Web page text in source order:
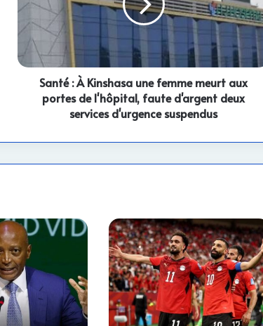
une
femme
meurt
aux
portes
l'hôpital,
deux
Santé : À Kinshasa une femme meurt aux
portes de l'hôpital, faute d'argent deux
services d'urgence suspendus